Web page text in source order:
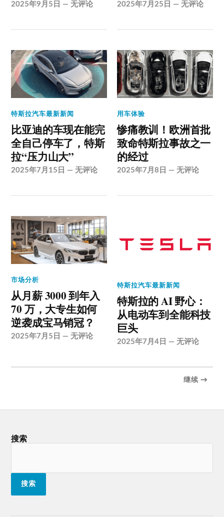
2025年9月5日 —无评论 2025年7月25日 —无评论
特斯拉汽车最新新闻
比亚迪的车现在能完
全自己停车了，特斯
拉“压力山大”
2025年7月15日 —无评论
用车体验
惨痛教训！欧洲首批
致命特斯拉事故之一
的经过
2025年7月8日 —无评论
市场分析
从月薪 3000 到年入
70 万，大专生如何
逆袭成宝马销冠？
2025年7月5日 —无评论
特斯拉汽车最新新闻
特斯拉的 AI 野心：
从电动车到全能科技
巨头
2025年7月4日 —无评论
继续 →
搜索
搜索